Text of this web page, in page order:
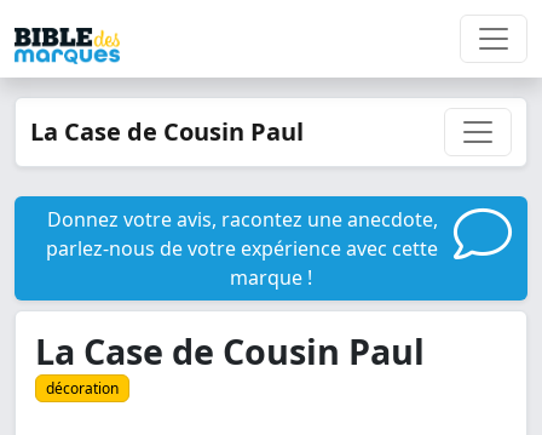
La Case de Cousin Paul
Donnez votre avis, racontez une anecdote,
parlez-nous de votre expérience avec cette
marque !
La Case de Cousin Paul
décoration